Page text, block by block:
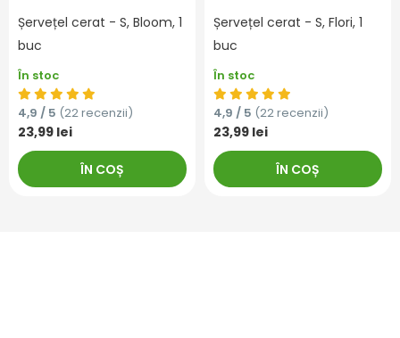
Șervețel cerat - S, Bloom, 1
buc
În stoc
4,9 / 5 (22 recenzii)
23,99 lei
ÎN COȘ
Șervețel cerat - S, Flori, 1
buc
În stoc
4,9 / 5 (22 recenzii)
23,99 lei
ÎN COȘ